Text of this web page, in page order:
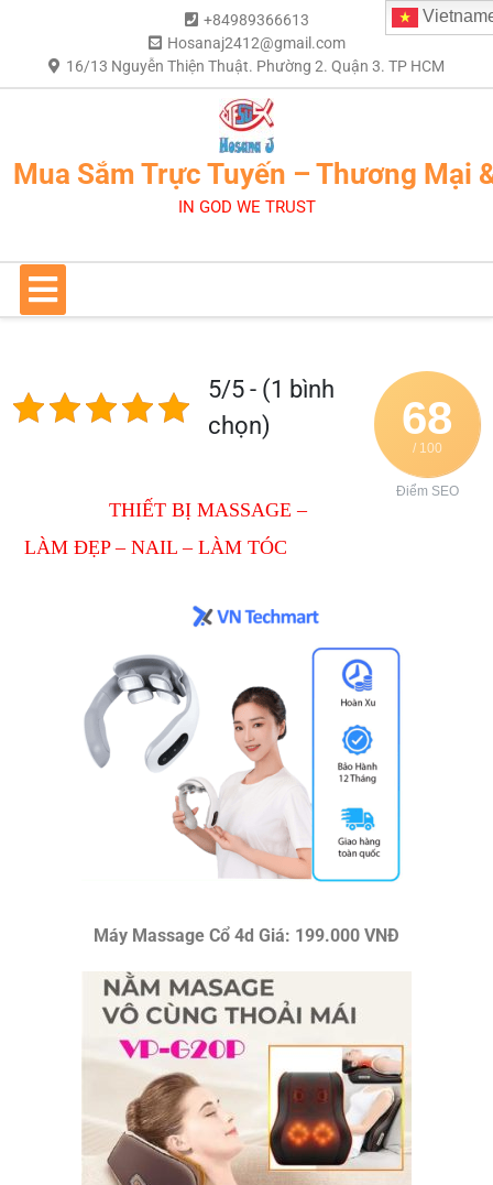
+84989366613
Hosanaj2412@gmail.com
16/13 Nguyễn Thiện Thuật. Phường 2. Quận 3. TP HCM
Mua Sắm Trực Tuyến – Thương Mại
IN GOD WE TRUST
68
/ 100
Điểm SEO
5/5 - (1 bình
chọn)
THIẾT BỊ MASSAGE –
LÀM ĐẸP – NAIL – LÀM TÓC
Máy Massage Cổ 4d Giá: 199.000 VNĐ